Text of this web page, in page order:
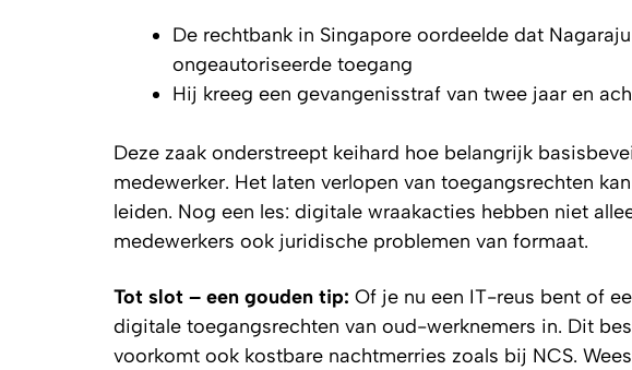
De rechtbank in Singapore oordeelde dat
ongeautoriseerde toegang
Hij kreeg een gevangenisstraf van twee jaar en
Deze zaak onderstreept keihard hoe belangrijk
medewerker. Het laten verlopen van toegangsrechten
leiden. Nog een les: digitale wraakacties hebben niet
medewerkers ook juridische problemen van formaat.
Tot slot – een gouden tip: Of je nu een IT-reus bent of
digitale toegangsrechten van oud-werknemers in. Dit
voorkomt ook kostbare nachtmerries zoals bij NCS.